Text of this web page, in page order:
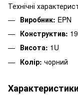
Технічні
Виробник: EPN
Конструктив:
Висота: 1U
Колір: чорний
Характеристики